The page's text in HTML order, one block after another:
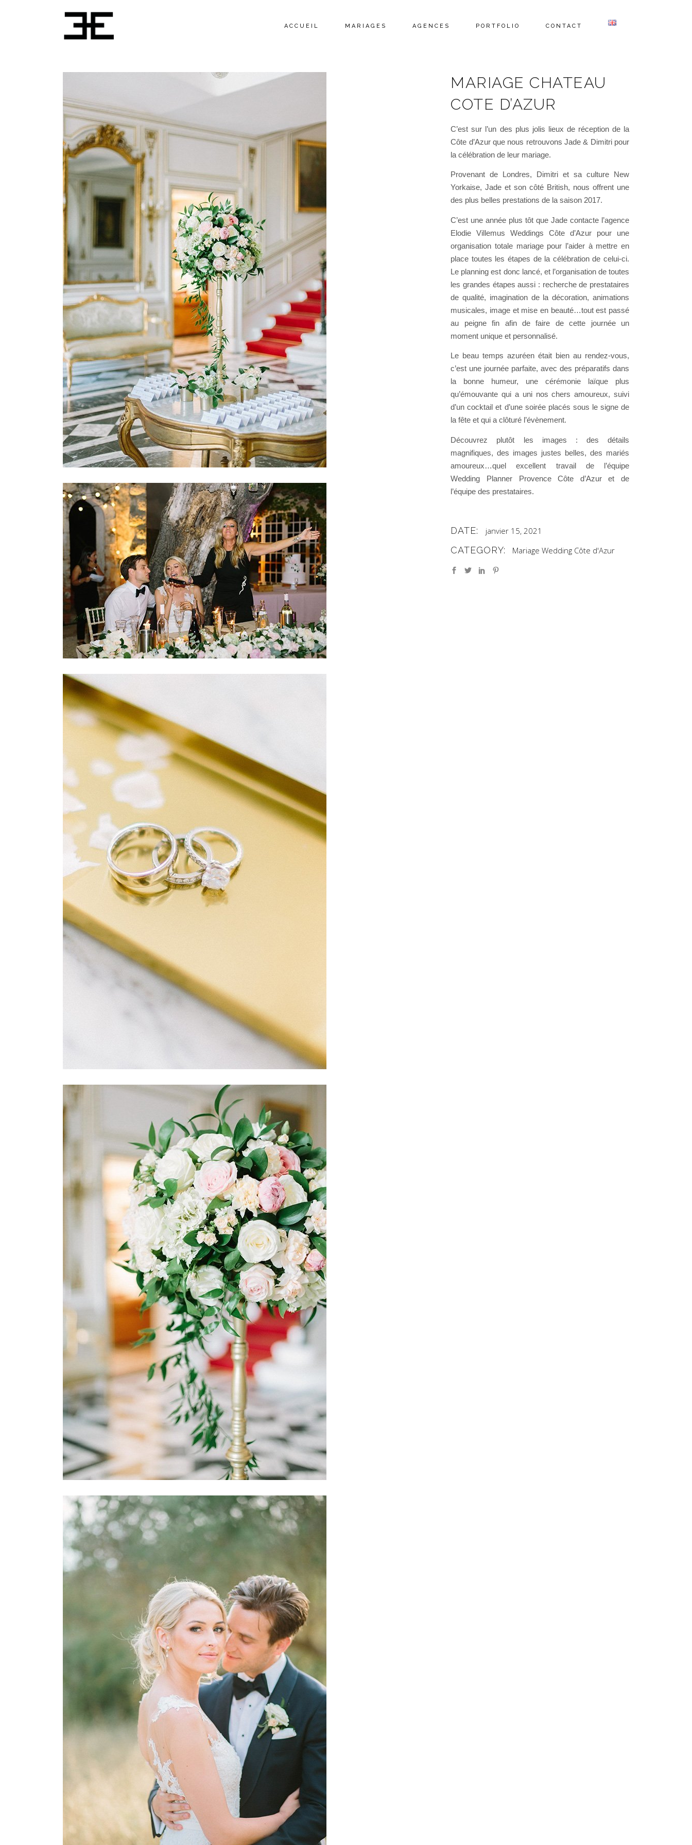
ACCUEIL MARIAGES AGENCES PORTFOLIO CONTACT
MARIAGE CHATEAU
COTE D’AZUR
C’est sur l’un des plus jolis lieux de réception de la
Côte d’Azur que nous retrouvons Jade & Dimitri pour
la célébration de leur mariage.
Provenant de Londres, Dimitri et sa culture New
Yorkaise, Jade et son côté British, nous offrent une
des plus belles prestations de la saison 2017.
C’est une année plus tôt que Jade contacte l’agence
Elodie Villemus Weddings Côte d’Azur pour une
organisation totale mariage pour l’aider à mettre en
place toutes les étapes de la célébration de celui-ci.
Le planning est donc lancé, et l’organisation de toutes
les grandes étapes aussi : recherche de prestataires
de qualité, imagination de la décoration, animations
musicales, image et mise en beauté…tout est passé
au peigne fin afin de faire de cette journée un
moment unique et personnalisé.
Le beau temps azuréen était bien au rendez-vous,
c’est une journée parfaite, avec des préparatifs dans
la bonne humeur, une cérémonie laïque plus
qu’émouvante qui a uni nos chers amoureux, suivi
d’un cocktail et d’une soirée placés sous le signe de
la fête et qui a clôturé l’évènement.
Découvrez plutôt les images : des détails
magnifiques, des images justes belles, des mariés
amoureux…quel excellent travail de l’équipe
Wedding Planner Provence Côte d’Azur et de
l’équipe des prestataires.
DATE: janvier 15, 2021
CATEGORY: Mariage Wedding Côte d'Azur